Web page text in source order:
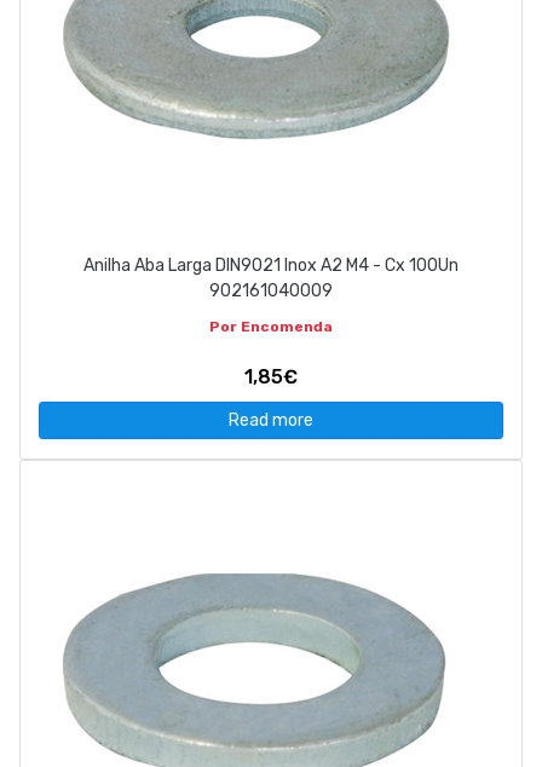
Anilha Aba Larga DIN9021 Inox A2 M4 - Cx 100Un
902161040009
Por Encomenda
1,85€
Read more